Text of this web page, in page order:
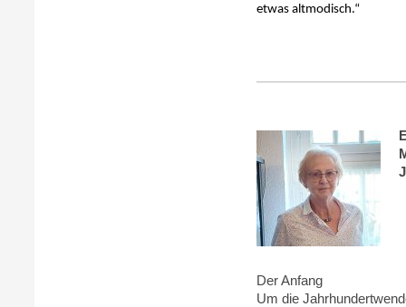
etwas altmodisch.“
Der Anfang
Um die